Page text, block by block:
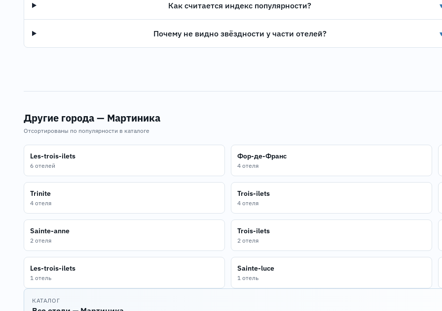
Как считается индекс популярности?
Почему не видно звёздности у части отелей?
Другие города — Мартиника
Отсортированы по популярности в каталоге
Les-trois-ilets
6 отелей
Фор-де-Франс
4 отеля
Trinite
4 отеля
Trois-ilets
4 отеля
Sainte-anne
2 отеля
Trois-ilets
2 отеля
Les-trois-ilets
1 отель
Sainte-luce
1 отель
КАТАЛОГ